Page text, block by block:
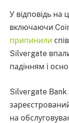
У відповідь на
включаючи
припинили
Silvergate
падінням і
Silvergate Bank
на